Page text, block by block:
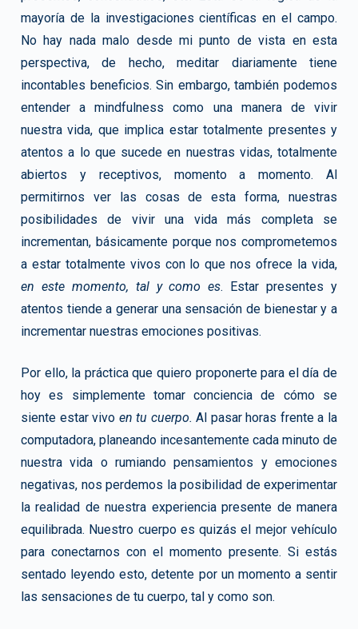
mayoría de la investigaciones científicas en el campo.
No hay nada malo desde mi punto de vista en esta
perspectiva, de hecho, meditar diariamente tiene
incontables beneficios. Sin embargo, también podemos
entender a mindfulness como una manera de vivir
nuestra vida, que implica estar totalmente presentes y
atentos a lo que sucede en nuestras vidas, totalmente
abiertos y receptivos, momento a momento. Al
permitirnos ver las cosas de esta forma, nuestras
posibilidades de vivir una vida más completa se
incrementan, básicamente porque nos comprometemos
a estar totalmente vivos con lo que nos ofrece la vida,
en este momento, tal y como es. Estar presentes y
atentos tiende a generar una sensación de bienestar y a
incrementar nuestras emociones positivas.
Por ello, la práctica que quiero proponerte para el día de
hoy es simplemente tomar conciencia de cómo se
siente estar vivo en tu cuerpo.Al pasar horas frente a la
computadora, planeando incesantemente cada minuto de
nuestra vida o rumiando pensamientos y emociones
negativas, nos perdemos la posibilidad de experimentar
la realidad de nuestra experiencia presente de manera
equilibrada. Nuestro cuerpo es quizás el mejor vehículo
para conectarnos con el momento presente. Si estás
sentado leyendo esto, detente por un momento a sentir
las sensaciones de tu cuerpo, tal y como son.